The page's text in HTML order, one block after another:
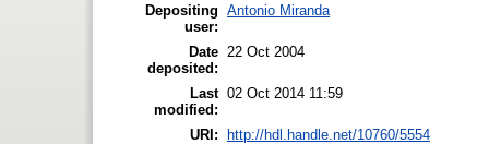
Depositing
user:
Antonio Miranda
Date
deposited:
22 Oct 2004
Last
modified:
02 Oct 2014 11:59
URI: http://hdl.handle.net/10760/5554